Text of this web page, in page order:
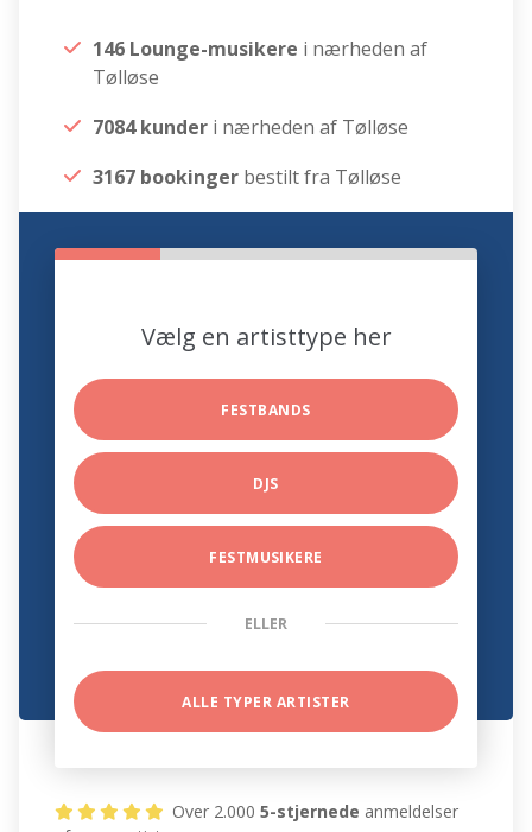
146 Lounge-musikere i nærheden af
Tølløse
7084 kunder i nærheden af Tølløse
3167 bookinger bestilt fra Tølløse
Vælg en artisttype her
FESTBANDS
DJS
FESTMUSIKERE
ELLER
ALLE TYPER ARTISTER
Over 2.0005-stjernede anmeldelser